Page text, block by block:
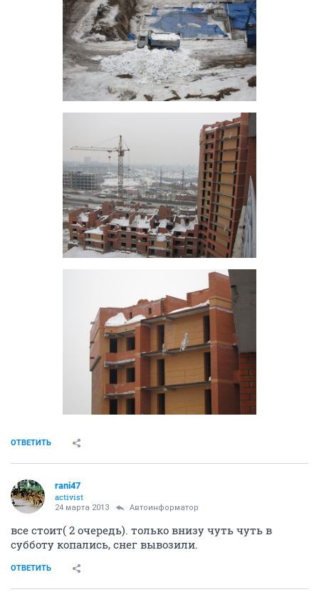
ОТВЕТИТЬ
rani47
activist
24 марта 2013 Автоинформатор
все стоит( 2 очередь). только внизу чуть чуть в
субботу копались, снег вывозили.
ОТВЕТИТЬ